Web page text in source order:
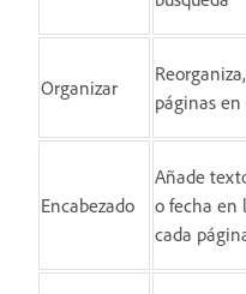
Organizar
páginas en
Encabezado
Añade
o fecha en
cada